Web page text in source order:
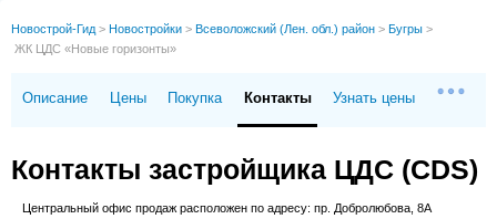
Новострой-Гид > Новостройки > Всеволожский (Лен. обл.) район > Бугры >
ЖК ЦДС «Новые горизонты»
Описание Цены Покупка Контакты Узнать цены
Контакты застройщика ЦДС (CDS)
Центральный офис продаж расположен по адресу: пр. Добролюбова, 8А